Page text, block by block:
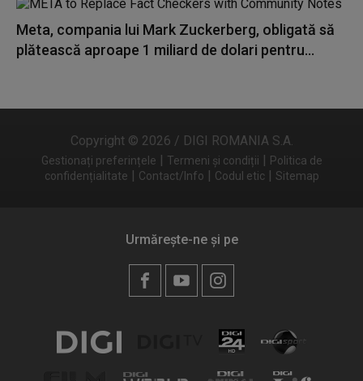
Meta, compania lui Mark Zuckerberg, obligată să
plătească aproape 1 miliard de dolari pentru...
Copyright © 2026 / DIGI ROMANIA S.A.
Gestionați preferințele | Termeni și condiții | Politica de
confidențialitate | Contact/Info | Codul etic | Sitemap
Urmărește-ne și pe